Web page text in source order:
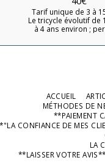
Tarif unique de 3 à
Le tricycle évolutif de
à 4 ans environ ;
être actif dès son
ceinture de sécurité
sécurité de votre enfant.
les plus jeunes, il
d'une poignée qui
permet de pousser
enfant et de
que votre enfant
peut utiliser le
ACCUEIL
MÉTHODES DE
**PAIEMENT
CONFIANCE DE MES
LA
**LAISSER VOTRE AVIS**